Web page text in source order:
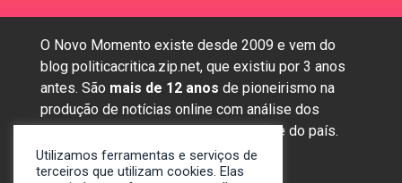
O Novo Momento existe desde 2009 e vem do
blog politicacritica.zip.net, que existiu por 3 anos
antes. São mais de 12 anos de pioneirismo na
produção de notícias online com análise dos
assuntos mais importantes da região e do país.
Utilizamos ferramentas e serviços de
terceiros que utilizam cookies. Elas